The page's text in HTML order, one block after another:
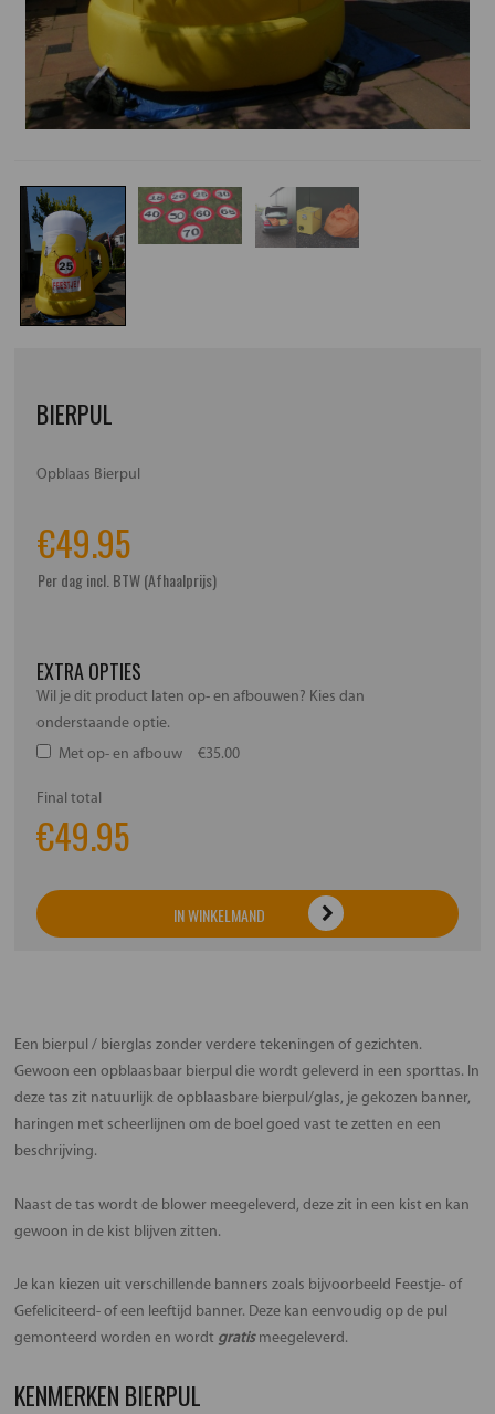
BIERPUL
Opblaas Bierpul
€49.95
Per dag incl. BTW (Afhaalprijs)
EXTRA OPTIES
Wil je dit product laten op- en afbouwen? Kies dan
onderstaande optie.
Met op- en afbouw
€35.00
Final total
€49.95
IN WINKELMAND
Een bierpul / bierglas zonder verdere tekeningen of gezichten.
Gewoon een opblaasbaar bierpul die wordt geleverd in een sporttas. In
deze tas zit natuurlijk de opblaasbare bierpul/glas, je gekozen banner,
haringen met scheerlijnen om de boel goed vast te zetten en een
beschrijving.
Naast de tas wordt de blower meegeleverd, deze zit in een kist en kan
gewoon in de kist blijven zitten.
Je kan kiezen uit verschillende banners zoals bijvoorbeeld Feestje- of
Gefeliciteerd- of een leeftijd banner. Deze kan eenvoudig op de pul
gemonteerd worden en wordt gratismeegeleverd.
KENMERKEN BIERPUL